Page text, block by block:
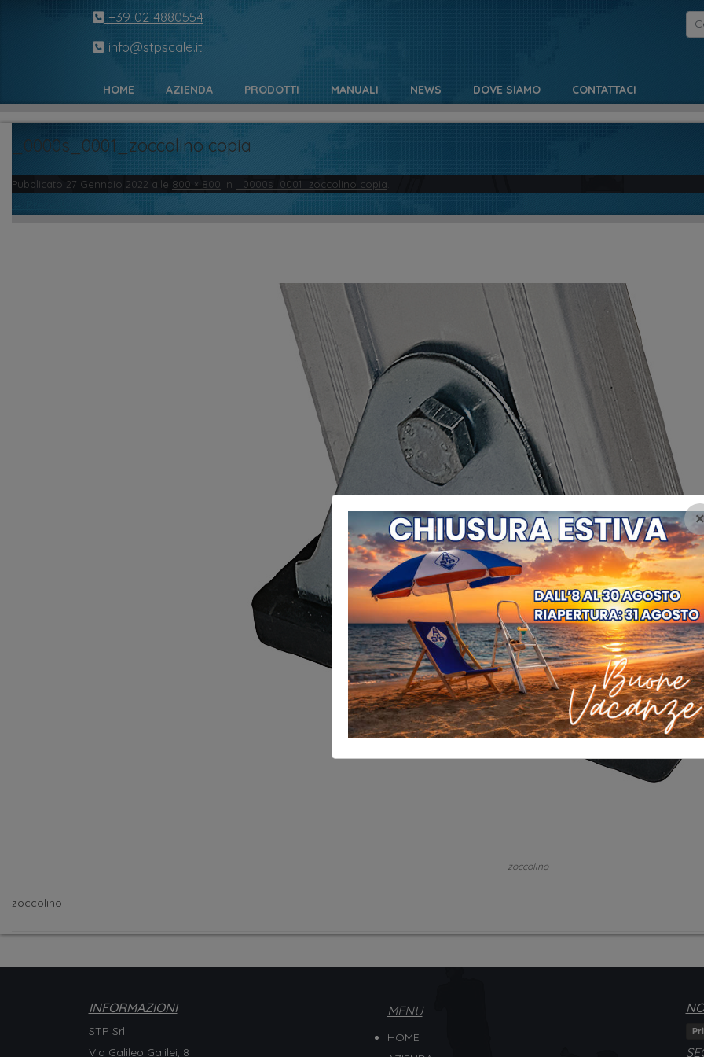
+39 02 4880554
info@stpscale.it
HOME AZIENDA PRODOTTI MANUALI NEWS DOVE SIAMO CONTATTACI
_0000s_0001_zoccolino copia
Pubblicato 27 Gennaio 2022 alle 800 × 800 in _0000s_0001_zoccolino copia
zoccolino
zoccolino
INFORMAZIONI
STP Srl
Via Galileo Galilei, 8
MENU
HOME
×